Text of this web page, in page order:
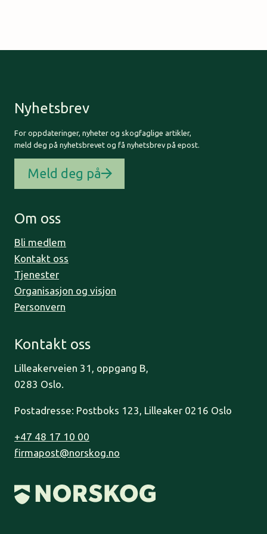
Nyhetsbrev
For oppdateringer, nyheter og skogfaglige artikler,
meld deg på nyhetsbrevet og få nyhetsbrev på epost.
Meld deg på
Om oss
Bli medlem
Kontakt oss
Tjenester
Organisasjon og visjon
Personvern
Kontakt oss
Lilleakerveien 31, oppgang B,
0283 Oslo.
Postadresse: Postboks 123, Lilleaker 0216 Oslo
+47 48 17 10 00
firmapost@norskog.no